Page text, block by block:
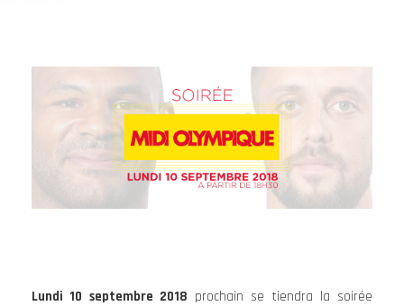
Lundi 10 septembre 2018 prochain se tiendra la soirée